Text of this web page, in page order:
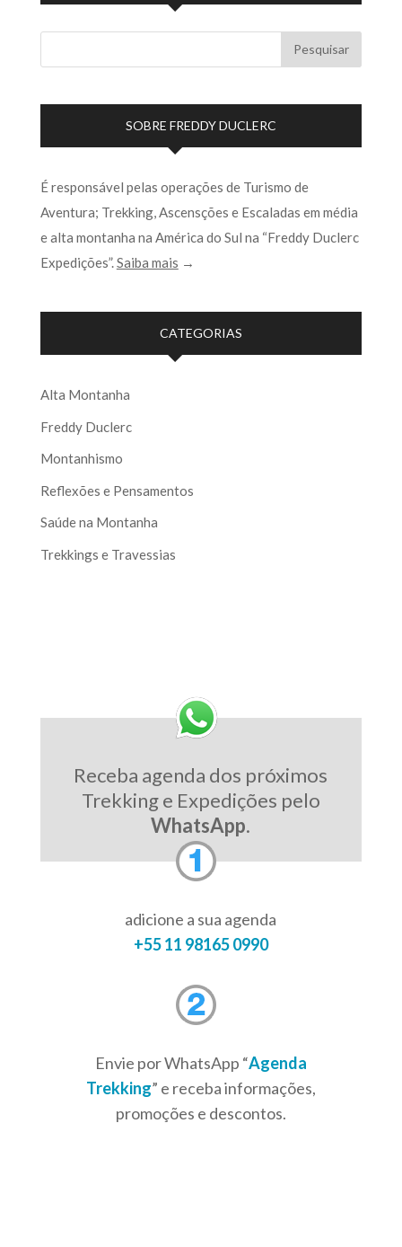
SOBRE FREDDY DUCLERC
É responsável pelas operações de Turismo de
Aventura; Trekking, Ascensções e Escaladas em média
e alta montanha na América do Sul na “Freddy Duclerc
Expedições”.Saiba mais →
CATEGORIAS
Alta Montanha
Freddy Duclerc
Montanhismo
Reflexões e Pensamentos
Saúde na Montanha
Trekkings e Travessias
Receba agenda dos próximos
Trekking e Expedições pelo
WhatsApp.
adicione a sua agenda
+55 11 98165 0990
Envie por WhatsApp “Agenda
Trekking” e receba informações,
promoções e descontos.